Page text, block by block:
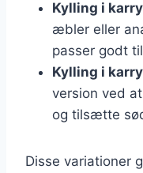
Kylling i
æbler eller
passer godt
Kylling i
version ved
og tilsætte
Disse variationer